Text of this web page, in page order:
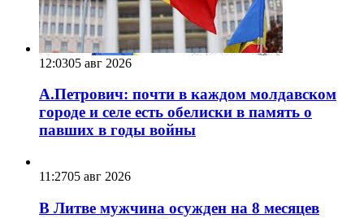
12:0305 авг 2026
А.Петрович: почти в каждом молдавском
городе и селе есть обелиски в память о
павших в годы войны
11:2705 авг 2026
В Литве мужчина осужден на 8 месяцев